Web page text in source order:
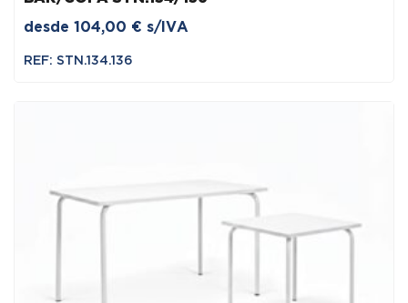
desde 104,00 € s/IVA
REF: STN.134.136